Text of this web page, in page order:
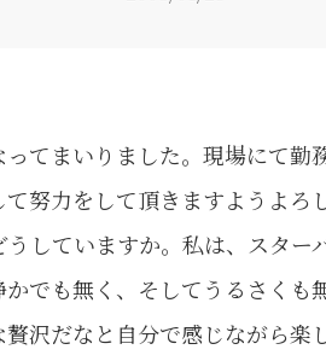
てまいりました。現場にて
努力をして頂きますようよろ
していますか。私は、スタ
でも無く、そしてうるさく
沢だなと自分で感じながら